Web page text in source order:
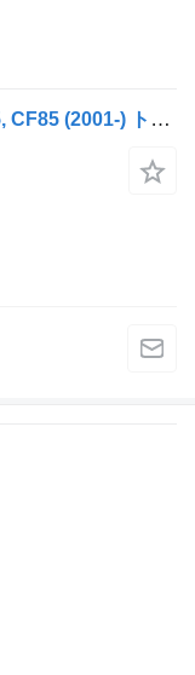
DAF LF45, LF55, LF180, CF65, CF75, CF85 (2001-) トラクタートラックのためのDAF CF85 (01.01-) 1799803 エアコンホース